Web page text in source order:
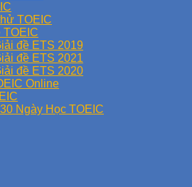
TOEIC
TOEIC
đề ETS 2019
đề ETS 2021
đề ETS 2020
Online
Ngày Học TOEIC